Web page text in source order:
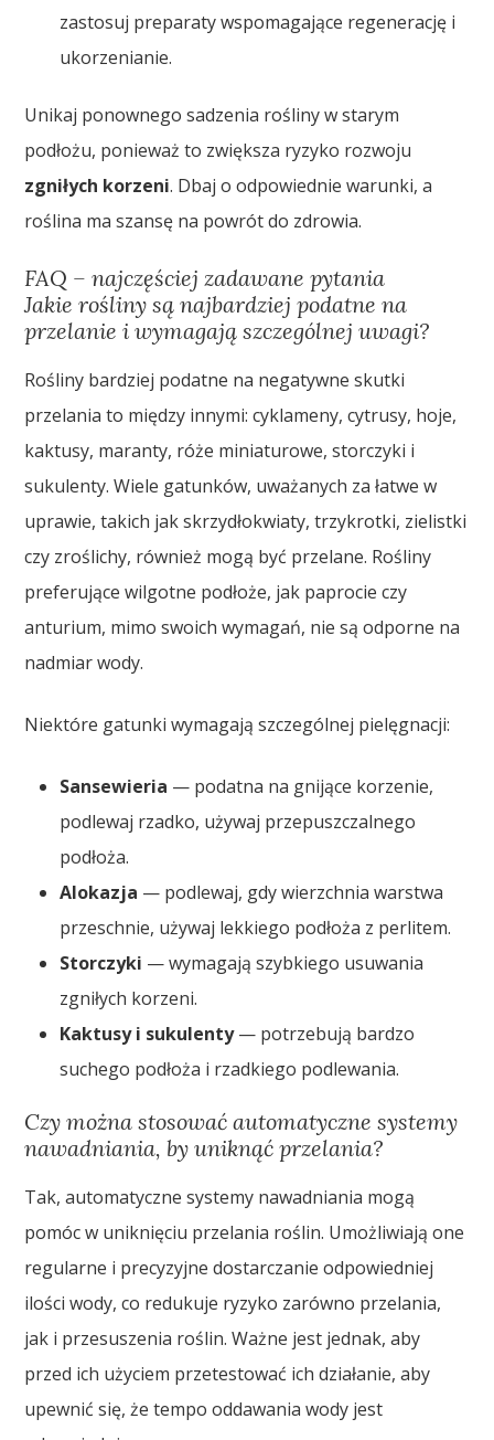
zastosuj preparaty wspomagające regenerację i
ukorzenianie.
Unikaj ponownego sadzenia rośliny w starym
podłożu, ponieważ to zwiększa ryzyko rozwoju
zgniłych korzeni. Dbaj o odpowiednie warunki, a
roślina ma szansę na powrót do zdrowia.
FAQ – najczęściej zadawane pytania
Jakie rośliny są najbardziej podatne na
przelanie i wymagają szczególnej uwagi?
Rośliny bardziej podatne na negatywne skutki
przelania to między innymi: cyklameny, cytrusy, hoje,
kaktusy, maranty, róże miniaturowe, storczyki i
sukulenty. Wiele gatunków, uważanych za łatwe w
uprawie, takich jak skrzydłokwiaty, trzykrotki, zielistki
czy zroślichy, również mogą być przelane. Rośliny
preferujące wilgotne podłoże, jak paprocie czy
anturium, mimo swoich wymagań, nie są odporne na
nadmiar wody.
Niektóre gatunki wymagają szczególnej pielęgnacji:
Sansewieria — podatna na gnijące korzenie,
podlewaj rzadko, używaj przepuszczalnego
podłoża.
Alokazja — podlewaj, gdy wierzchnia warstwa
przeschnie, używaj lekkiego podłoża z perlitem.
Storczyki — wymagają szybkiego usuwania
zgniłych korzeni.
Kaktusy i sukulenty— potrzebują bardzo
suchego podłoża i rzadkiego podlewania.
Czy można stosować automatyczne systemy
nawadniania, by uniknąć przelania?
Tak, automatyczne systemy nawadniania mogą
pomóc w uniknięciu przelania roślin. Umożliwiają one
regularne i precyzyjne dostarczanie odpowiedniej
ilości wody, co redukuje ryzyko zarówno przelania,
jak i przesuszenia roślin. Ważne jest jednak, aby
przed ich użyciem przetestować ich działanie, aby
upewnić się, że tempo oddawania wody jest